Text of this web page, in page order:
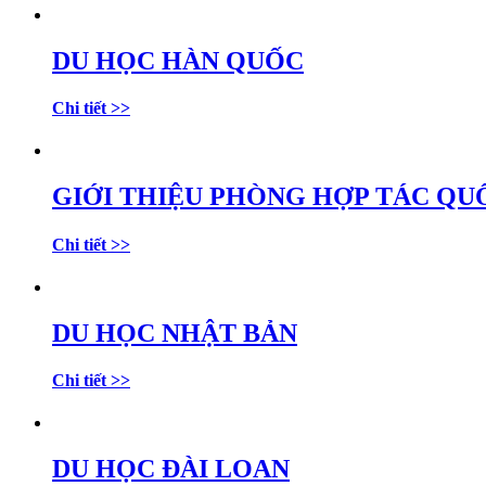
DU HỌC HÀN QUỐC
Chi tiết >>
GIỚI THIỆU PHÒNG HỢP TÁC
Chi tiết >>
DU HỌC NHẬT BẢN
Chi tiết >>
DU HỌC ĐÀI LOAN